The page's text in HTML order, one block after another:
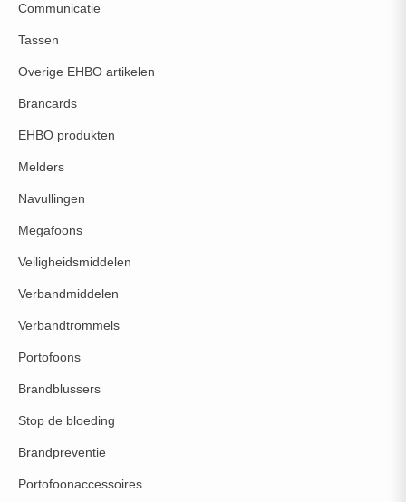
Communicatie
Tassen
Overige EHBO artikelen
Brancards
EHBO produkten
Melders
Navullingen
Megafoons
Veiligheidsmiddelen
Verbandmiddelen
Verbandtrommels
Portofoons
Brandblussers
Stop de bloeding
Brandpreventie
Portofoonaccessoires